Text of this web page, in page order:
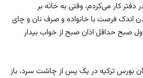
دفتر کار می‌کردم، وقتی به خانه بر
اندک فرصت با خانواده و صرف نان و چای
صبح حداقل اذان صبح از خواب بیدار
بورس ترکیه در یک پس از چاشت سرد، باز